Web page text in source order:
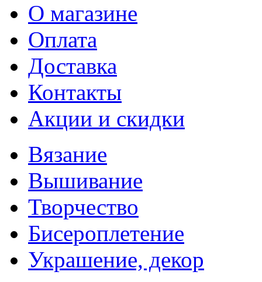
О магазине
Оплата
Доставка
Контакты
Акции и скидки
Вязание
Вышивание
Творчество
Бисероплетение
Украшение, декор